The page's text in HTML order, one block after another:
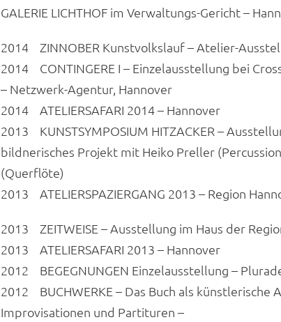
GALERIE LICHTHOF im Verwaltungs-Gericht –
2014 ZINNOBER Kunstvolkslauf – Atelier-
2014 CONTINGERE I – Einzelausstellung bei
– Netzwerk-Agentur, Hannover
2014 ATELIERSAFARI 2014 – Hannover
2013 KUNSTSYMPOSIUM HITZACKER –
bildnerisches Projekt mit Heiko Preller
(Querflöte)
2013 ATELIERSPAZIERGANG 2013 – Region
2013 ZEITWEISE – Ausstellung im Haus der
2013 ATELIERSAFARI 2013 – Hannover
2012 BEGEGNUNGEN Einzelausstellung –
2012 BUCHWERKE – Das Buch als künstlerische
Improvisationen und Partituren –